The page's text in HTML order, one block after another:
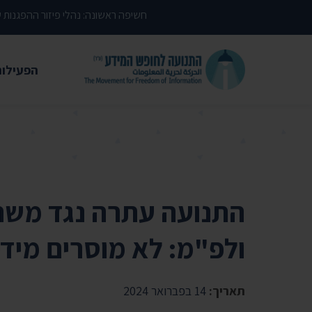
חשיפה ראשונה: נהלי פיזור
קשרי
חדשות
התנועה עתרה נגד
ולפ"מ: לא מוסרים
תאריך: